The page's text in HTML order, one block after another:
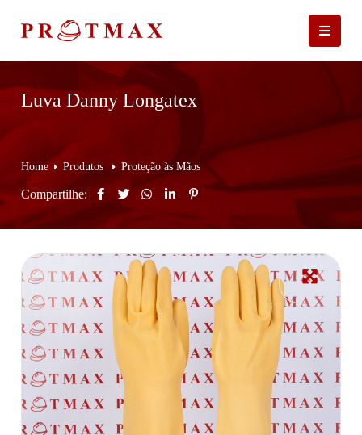
Luva Danny Longatex
Home Produtos Proteção às Mãos
Compartilhe: